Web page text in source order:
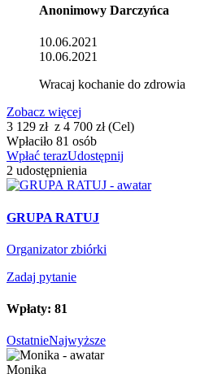
Anonimowy Darczyńca
10.06.2021
10.06.2021
Wracaj kochanie do zdrowia
Zobacz więcej
3 129 zł z 4 700 zł (Cel)
Wpłaciło 81 osób
Wpłać terazUdostępnij
2 udostępnienia
GRUPA RATUJ
Organizator zbiórki
Zadaj pytanie
Wpłaty: 81
OstatnieNajwyższe
Monika